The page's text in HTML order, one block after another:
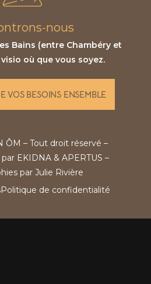
nous
Bains (entre Chambéry et
où que vous soyez.
VOS BESOINS ENSEMBLE
ÔM – Tout droit réservé –
EKIDNA& APERTUS –
par Julie Rivière
Politique de confidentialité